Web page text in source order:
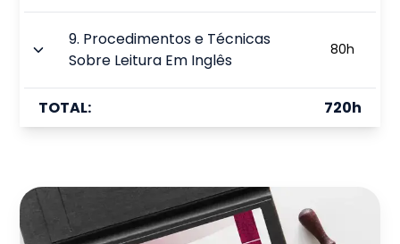
9. Procedimentos e Técnicas
Sobre Leitura Em Inglês
80h
TOTAL: 720h